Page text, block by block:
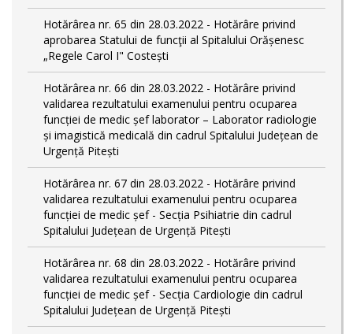
Hotărârea nr. 65 din 28.03.2022 - Hotărâre privind
aprobarea Statului de funcţii al Spitalului Orășenesc
„Regele Carol I" Costești
Hotărârea nr. 66 din 28.03.2022 - Hotărâre privind
validarea rezultatului examenului pentru ocuparea
funcției de medic șef laborator – Laborator radiologie
și imagistică medicală din cadrul Spitalului Județean de
Urgență Pitești
Hotărârea nr. 67 din 28.03.2022 - Hotărâre privind
validarea rezultatului examenului pentru ocuparea
funcției de medic șef - Secția Psihiatrie din cadrul
Spitalului Județean de Urgență Pitești
Hotărârea nr. 68 din 28.03.2022 - Hotărâre privind
validarea rezultatului examenului pentru ocuparea
funcției de medic șef - Secția Cardiologie din cadrul
Spitalului Județean de Urgență Pitești